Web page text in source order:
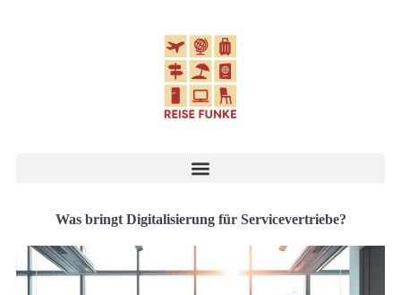
Was bringt Digitalisierung für Servicevertriebe?